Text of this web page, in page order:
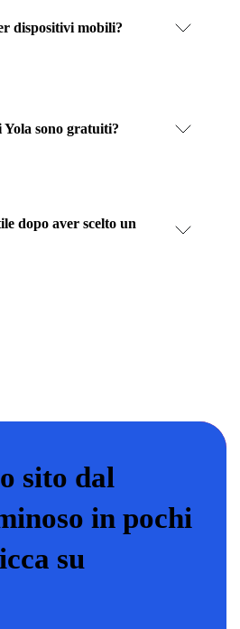
dispositivi mobili?
sono gratuiti?
dopo aver scelto un
sito dal
in pochi
su